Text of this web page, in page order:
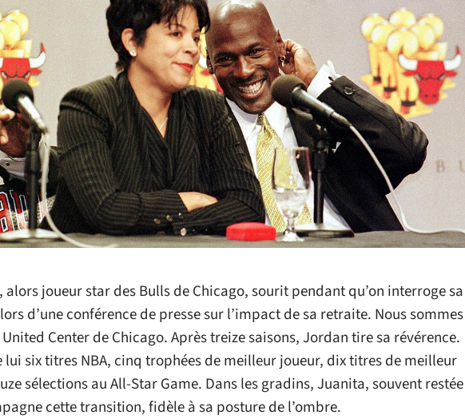
joueur star des Bulls de Chicago, sourit pendant qu’on interroge sa
d’une conférence de presse sur l’impact de sa retraite. Nous sommes
Center de Chicago. Après treize saisons, Jordan tire sa révérence.
lui six titres NBA, cinq trophées de meilleur joueur, dix titres de meilleur
sélections au All-Star Game. Dans les gradins, Juanita, souvent restée
cette transition, fidèle à sa posture de l’ombre.